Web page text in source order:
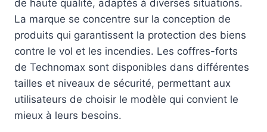
de haute qualité, adaptés à diverses situations.
La marque se concentre sur la conception de
produits qui garantissent la protection des biens
contre le vol et les incendies. Les coffres-forts
de Technomax sont disponibles dans différentes
tailles et niveaux de sécurité, permettant aux
utilisateurs de choisir le modèle qui convient le
mieux à leurs besoins.